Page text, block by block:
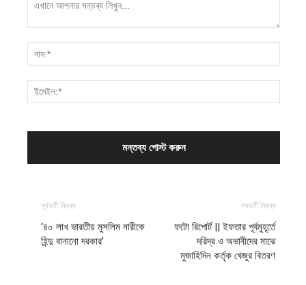
পূর্ববর্তী নিবন্ধ
‘৪০ লাখ ভারতীয় মুসলিম নারীকে
হিন্দু বানানো দরকার’
পরবর্তী নিবন্ধ
ফটো রিপোর্ট || ইফতার পূর্বমুহূর্তে
দরিদ্র ও অভাবীদের মাঝে
মুজাহিদিন কর্তৃক খেজুর বিতরণ